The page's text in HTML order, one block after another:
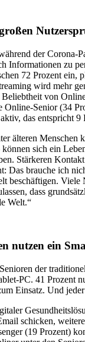
der Corona-
Informationen zu
72 Prozent ein,
wird mehr
von
Online-Senior (34
das entspricht
älteren Menschen
sich ein
Stärkeren
Das brauche ich
beschäftigen. Viele
dass
Welt.“
nutzen ein
der
PC. 41 Prozent
Einsatz. Und
schicken,
(19 Prozent)